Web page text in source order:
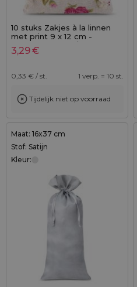
10 stuks Zakjes à la linnen
met print 9 x 12 cm -
natuurlijke kleur / rozen
3,29€
0,33 € / st. 1 verp. = 10 st.
Tijdelijk niet op voorraad
Maat: 16x37 cm
Stof: Satijn
Kleur: